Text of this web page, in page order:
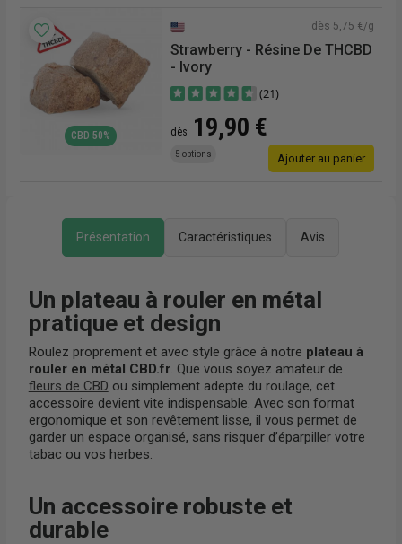
CBD 50%
dès 5,75 €/g
Strawberry - Résine De THCBD
- Ivory
(21)
dès 19,90 €
5 options Ajouter au panier
Présentation Caractéristiques Avis
Un plateau à rouler en métal
pratique et design
Roulez proprement et avec style grâce à notre plateau à
rouler en métal CBD.fr. Que vous soyez amateur de
fleurs de CBD ou simplement adepte du roulage, cet
accessoire devient vite indispensable. Avec son format
ergonomique et son revêtement lisse, il vous permet de
garder un espace organisé, sans risquer d’éparpiller votre
tabac ou vos herbes.
Un accessoire robuste et
durable